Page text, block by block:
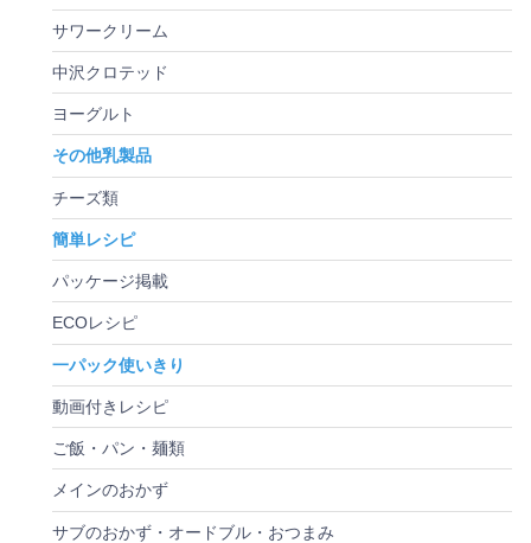
サワークリーム
中沢クロテッド
ヨーグルト
その他乳製品
チーズ類
簡単レシピ
パッケージ掲載
ECOレシピ
一パック使いきり
動画付きレシピ
ご飯・パン・麺類
メインのおかず
サブのおかず・オードブル・おつまみ